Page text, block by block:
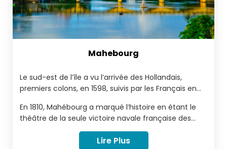
Mahebourg
Le sud-est de l’île a vu l’arrivée des Hollandais,
premiers colons, en 1598, suivis par les Français en
a été nommé en l'honneur du gouverneur français,
Mahé de Labourdonnais.
En 1810, Mahébourg a marqué l’histoire en étant le
théâtre de la seule victoire navale française des
guerres napoléoniennes, lors de la bataille de Grand
Port.
Lire Plus